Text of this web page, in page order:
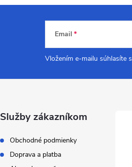
Email
Vložením e-mailu súhlasíte s
Služby zákazníkom
Obchodné podmienky
Doprava a platba